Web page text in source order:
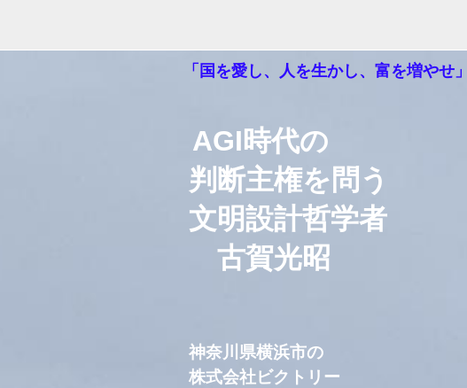
「国を愛し、人を生かし、富を増やせ」
AGI時代の
判断主権を問う
文明設計哲学者
古賀光昭
神奈川県横浜市の
株式会社ビクトリー